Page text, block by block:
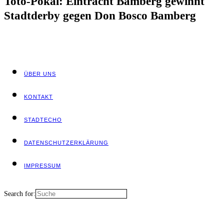
Stadt­der­by gegen Don Bosco Bamberg
ÜBER UNS
KON­TAKT
STADT­ECHO
DATEN­SCHUTZ­ER­KLÄ­RUNG
IMPRES­SUM
Search for: